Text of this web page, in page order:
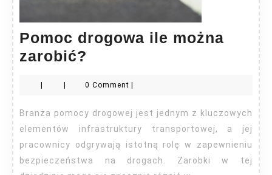
Pomoc drogowa ile można
zarobić?
ile
można
zarobić?
0 Comment
Branża pomocy drogowej jest jednym z kluczowych
elementów infrastruktury transportowej, a jej
pracownicy odgrywają istotną rolę w zapewnieniu
bezpieczeństwa na drogach. Zarobki w tej